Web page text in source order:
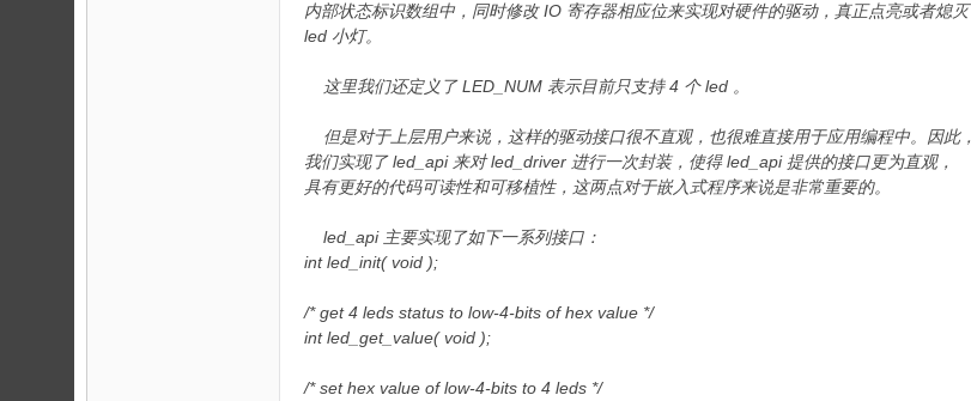
内部状态标识数组中，同时修改 IO 寄存器相应位来实现对硬件的驱动，真正点亮或者熄灭
led 小灯。
这里我们还定义了 LED_NUM 表示目前只支持 4 个 led 。
但是对于上层用户来说，这样的驱动接口很不直观，也很难直接用于应用编程中。因此，
我们实现了 led_api 来对 led_driver 进行一次封装，使得 led_api 提供的接口更为直观，
具有更好的代码可读性和可移植性，这两点对于嵌入式程序来说是非常重要的。
led_api 主要实现了如下一系列接口：
int led_init( void );
/* get 4 leds status to low-4-bits of hex value */
int led_get_value( void );
/* set hex value of low-4-bits to 4 leds */